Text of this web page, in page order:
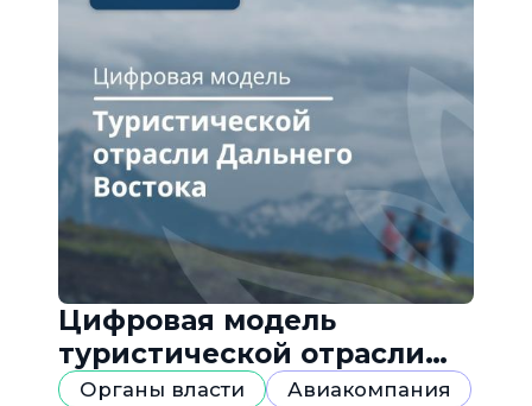
Цифровая модель
туристической отрасли
Дальнего Востока
Органы власти
Авиакомпания